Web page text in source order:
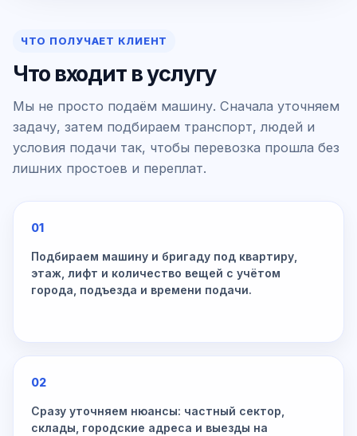
ЧТО ПОЛУЧАЕТ КЛИЕНТ
Что входит в услугу
Мы не просто подаём машину. Сначала уточняем
задачу, затем подбираем транспорт, людей и
условия подачи так, чтобы перевозка прошла без
лишних простоев и переплат.
01
Подбираем машину и бригаду под квартиру,
этаж, лифт и количество вещей с учётом
города, подъезда и времени подачи.
02
Сразу уточняем нюансы: частный сектор,
склады, городские адреса и выезды на